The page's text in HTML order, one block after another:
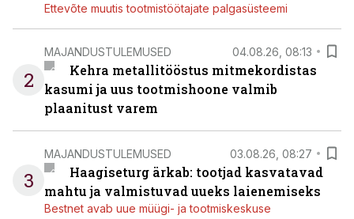
Ettevõte muutis tootmistöötajate palgasüsteemi
2
MAJANDUSTULEMUSED 04.08.26, 08:13
Kehra metallitööstus mitmekordistas
kasumi ja uus tootmishoone valmib
plaanitust varem
3
MAJANDUSTULEMUSED 03.08.26, 08:27
Haagiseturg ärkab: tootjad kasvatavad
mahtu ja valmistuvad uueks laienemiseks
Bestnet avab uue müügi- ja tootmiskeskuse